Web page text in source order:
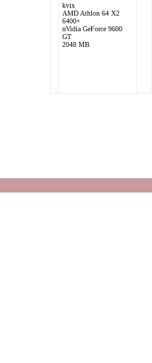
kvix
AMD Athlon 64 X2
6400+
nVidia GeForce 9600
GT
2048 MB